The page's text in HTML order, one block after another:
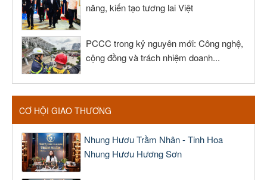
năng, kiến tạo tương lai Việt
PCCC trong kỷ nguyên mới: Công nghệ,
cộng đồng và trách nhiệm doanh...
CƠ HỘI GIAO THƯƠNG
Nhung Hươu Trầm Nhân - Tinh Hoa
Nhung Hươu Hương Sơn